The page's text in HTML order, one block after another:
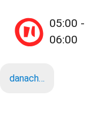
05:00 -
06:00
danach…